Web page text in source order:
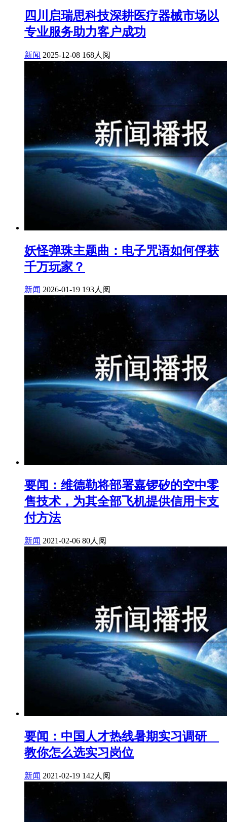
四川启瑞思科技深耕医疗器械市场以
专业服务助力客户成功
新闻 2025-12-08 168人阅
妖怪弹珠主题曲：电子咒语如何俘获
千万玩家？
新闻 2026-01-19 193人阅
要闻：维德勒将部署嘉锣矽的空中零
售技术，为其全部飞机提供信用卡支
付方法
新闻 2021-02-06 80人阅
要闻：中国人才热线暑期实习调研
教你怎么选实习岗位
新闻 2021-02-19 142人阅